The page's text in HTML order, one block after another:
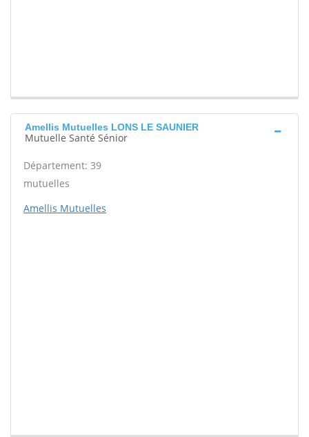
Amellis Mutuelles LONS LE SAUNIER
Mutuelle Santé Sénior
Département: 39
mutuelles
Amellis Mutuelles